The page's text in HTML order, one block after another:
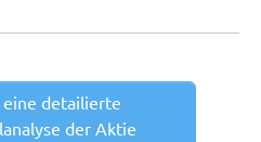
eine detailierte
der Aktie